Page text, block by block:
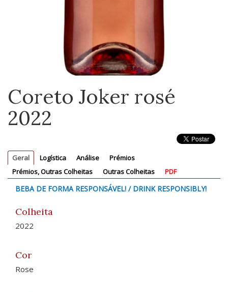
Coreto Joker rosé
2022
Geral Logística Análise
Prémios
Prémios, Outras Colheitas
Outras Colheitas PDF
BEBA DE FORMA RESPONSÁVEL! / DRINK RESPONSIBLY!
Colheita
2022
Cor
Rose